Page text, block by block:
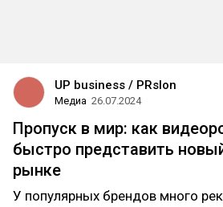
UP business / PRslon
Медиа 26.07.2024
Пропуск в мир: как
быстро представить
рынке
У популярных брендов много